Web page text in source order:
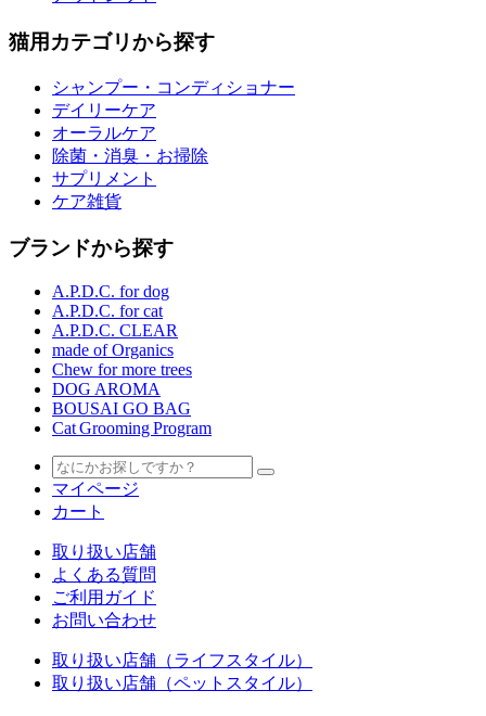
猫用カテゴリから探す
シャンプー・コンディショナー
デイリーケア
オーラルケア
除菌・消臭・お掃除
サプリメント
ケア雑貨
ブランドから探す
A.P.D.C. for dog
A.P.D.C. for cat
A.P.D.C. CLEAR
made of Organics
Chew for more trees
DOG AROMA
BOUSAI GO BAG
Cat Grooming Program
マイページ
カート
取り扱い店舗
よくある質問
ご利用ガイド
お問い合わせ
取り扱い店舗（ライフスタイル）
取り扱い店舗（ペットスタイル）